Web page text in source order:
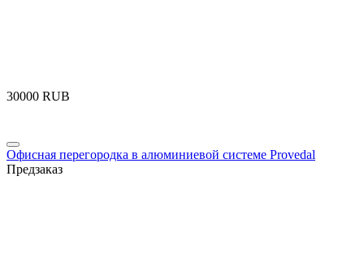
‍30000‍ RUB
Офисная перегородка в алюминиевой системе Provedal
Предзаказ